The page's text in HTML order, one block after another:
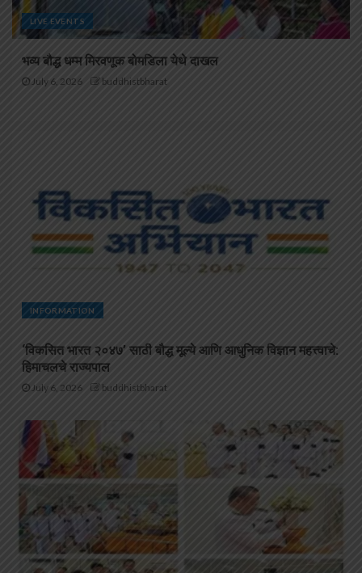
LIVE EVENTS
भव्य बौद्ध धम्म मिरवणूक बोमडिला येथे दाखल
July 6, 2026 buddhistbharat
INFORMATION
‘विकसित भारत २०४७’ साठी बौद्ध मूल्ये आणि आधुनिक विज्ञान महत्त्वाचे:
हिमाचलचे राज्यपाल
July 6, 2026 buddhistbharat